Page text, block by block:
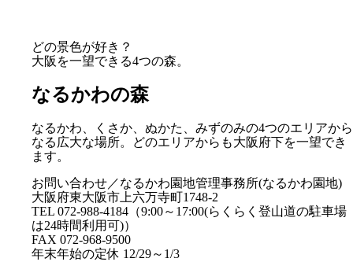
どの景色が好き？
大阪を一望できる4つの森。
なるかわの森
なるかわ、くさか、ぬかた、みずのみの4つのエリアから
なる広大な場所。どのエリアからも大阪府下を一望でき
ます。
お問い合わせ／なるかわ園地管理事務所(なるかわ園地)
大阪府東大阪市上六万寺町1748-2
TEL 072-988-4184（9:00～17:00(らくらく登山道の駐車場
は24時間利用可)）
FAX 072-968-9500
年末年始の定休 12/29～1/3